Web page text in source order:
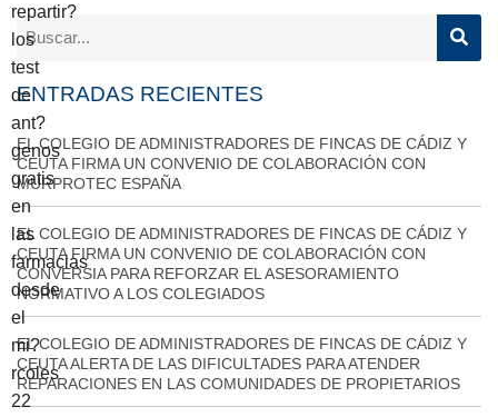
repartir?
los
test
de
ant?
genos
gratis
en
las
farmacias
desde
el
mi?
rcoles
22
ENTRADAS RECIENTES
EL COLEGIO DE ADMINISTRADORES DE FINCAS DE CÁDIZ Y
CEUTA FIRMA UN CONVENIO DE COLABORACIÓN CON
MURPROTEC ESPAÑA
EL COLEGIO DE ADMINISTRADORES DE FINCAS DE CÁDIZ Y
CEUTA FIRMA UN CONVENIO DE COLABORACIÓN CON
CONVERSIA PARA REFORZAR EL ASESORAMIENTO
NORMATIVO A LOS COLEGIADOS
EL COLEGIO DE ADMINISTRADORES DE FINCAS DE CÁDIZ Y
CEUTA ALERTA DE LAS DIFICULTADES PARA ATENDER
REPARACIONES EN LAS COMUNIDADES DE PROPIETARIOS